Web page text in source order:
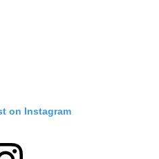
on Instagram